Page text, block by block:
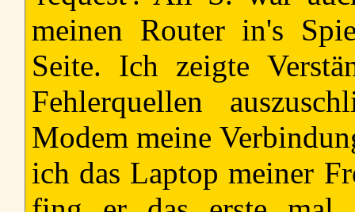
meinen Router in's
Seite. Ich zeigte
Fehlerquellen
Modem meine
ich das Laptop meiner